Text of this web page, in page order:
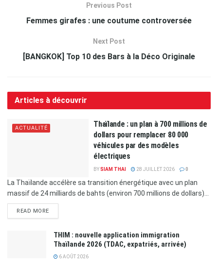
Previous Post
Femmes girafes : une coutume controversée
Next Post
[BANGKOK] Top 10 des Bars à la Déco Originale
Articles à découvrir
ACTUALITÉ
Thaïlande : un plan à 700 millions de
dollars pour remplacer 80 000
véhicules par des modèles
électriques
BYSIAM THAI 28 JUILLET 2026 0
La Thaïlande accélère sa transition énergétique avec un plan
massif de 24 milliards de bahts (environ 700 millions de dollars)...
READ MORE
THIM : nouvelle application immigration
Thaïlande 2026 (TDAC, expatriés, arrivée)
6 AOÛT 2026